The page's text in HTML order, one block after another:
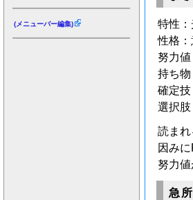
(メニューバー編集)
特性
性格
努力
持ち
確定
選択
読まれ
因み
努力
急